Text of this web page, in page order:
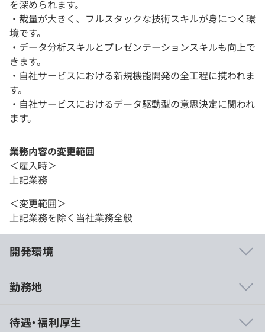
を深められます。
・裁量が大きく、フルスタックな技術スキルが身につく環
境です。
・データ分析スキルとプレゼンテーションスキルも向上で
きます。
・自社サービスにおける新規機能開発の全工程に携われま
す。
・自社サービスにおけるデータ駆動型の意思決定に関われ
ます。
業務内容の変更範囲
＜雇入時＞
上記業務
＜変更範囲＞
上記業務を除く当社業務全般
開発環境
い技術に挑戦し続ける環境で、全世界の通貨をアプリ上で
勤務地
待遇・福利厚生